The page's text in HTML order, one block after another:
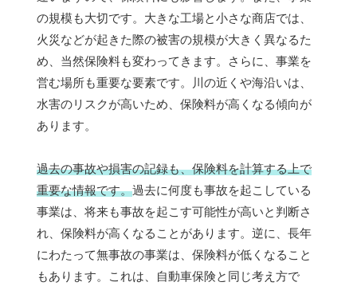
の規模も大切です。大きな工場と小さな商店では、
火災などが起きた際の被害の規模が大きく異なるた
め、当然保険料も変わってきます。さらに、事業を
営む場所も重要な要素です。川の近くや海沿いは、
水害のリスクが高いため、保険料が高くなる傾向が
あります。
過去の事故や損害の記録も、保険料を計算する上で
重要な情報です。過去に何度も事故を起こしている
事業は、将来も事故を起こす可能性が高いと判断さ
れ、保険料が高くなることがあります。逆に、長年
にわたって無事故の事業は、保険料が低くなること
もあります。これは、自動車保険と同じ考え方で